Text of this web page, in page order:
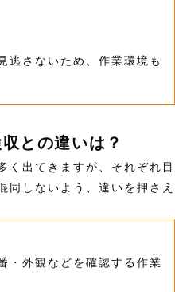
逃さないため、作業環境も
との違いは？
く出てきますが、それぞれ目
同しないよう、違いを押さえ
・外観などを確認する作業